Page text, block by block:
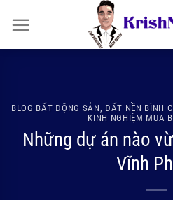
qua
nội
BLOG BẤT ĐỘNG SẢN ĐẤT NỀN BÌNH
KINH NGHIỆM MUA
Những dự án nào
Vĩnh